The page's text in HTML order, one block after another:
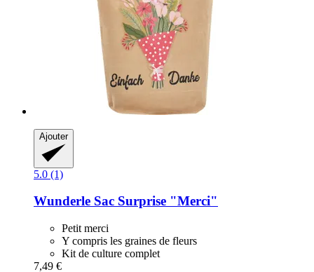
Ajouter
5.0 (1)
Wunderle Sac Surprise "Merci"
Petit merci
Y compris les graines de fleurs
Kit de culture complet
7,49 €